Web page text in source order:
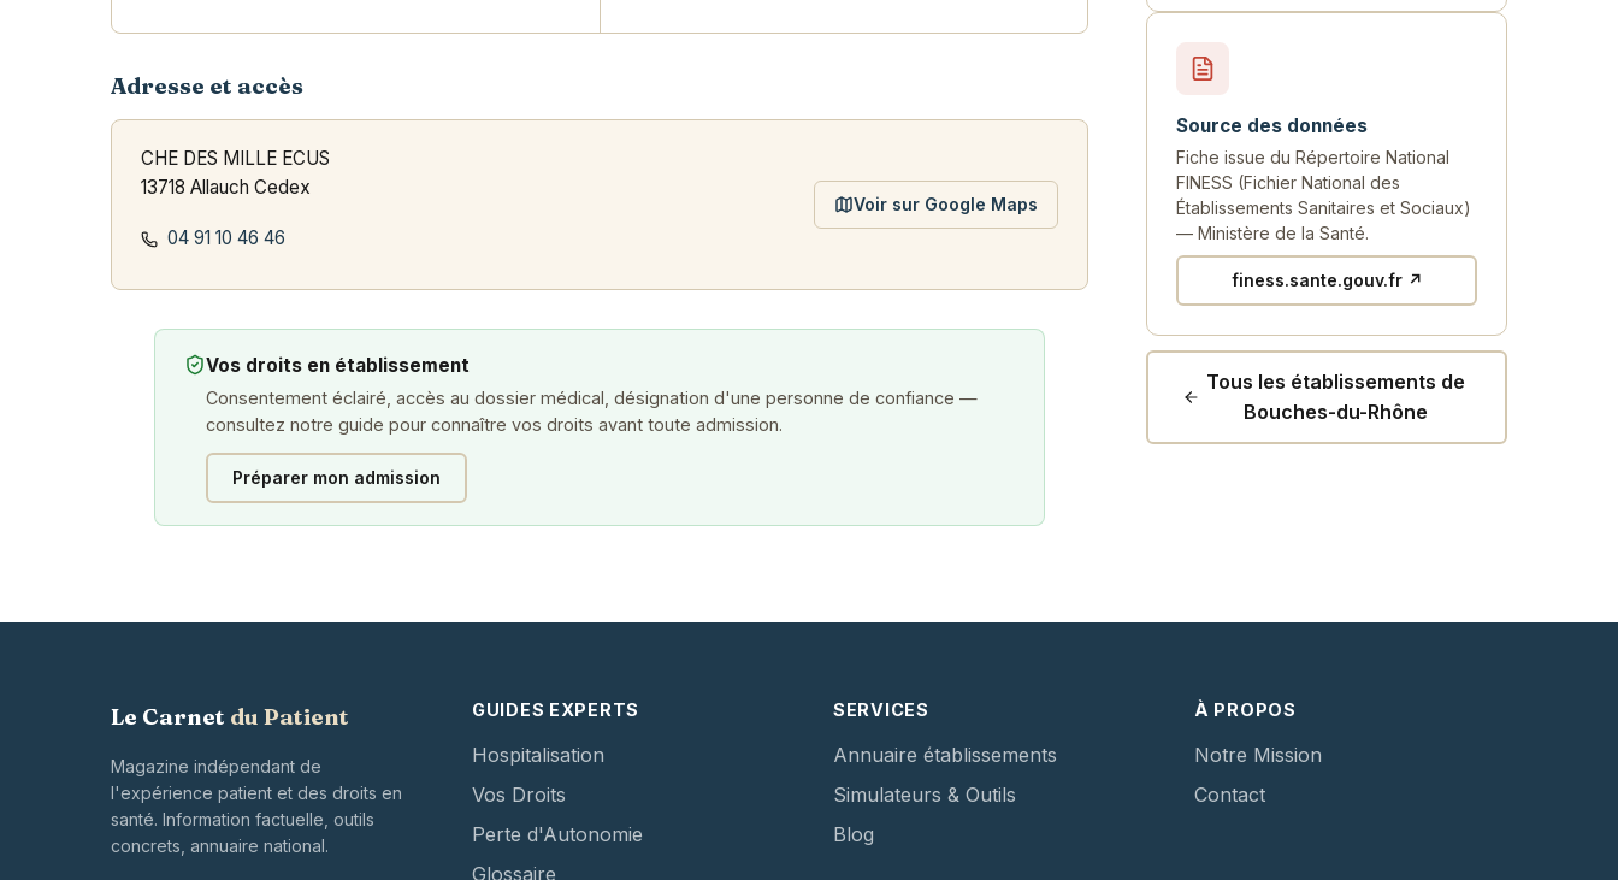
Adresse et accès
CHE DES MILLE ECUS
13718 Allauch Cedex
04 91 10 46 46
Voir sur Google Maps
Vos droits en établissement
Consentement éclairé, accès au dossier médical, désignation d'une personne de confiance —
consultez notre guide pour connaître vos droits avant toute admission.
Préparer mon admission
Source des données
Fiche issue du Répertoire National
FINESS (Fichier National des
Établissements Sanitaires et Sociaux)
— Ministère de la Santé.
finess.sante.gouv.fr ↗
Tous les établissements de
Bouches-du-Rhône
Le Carnet du Patient
Magazine indépendant de
l'expérience patient et des droits en
santé. Information factuelle, outils
concrets, annuaire national.
GUIDES EXPERTS
Hospitalisation
Vos Droits
Perte d'Autonomie
Glossaire
SERVICES
Annuaire établissements
Simulateurs & Outils
Blog
À PROPOS
Notre Mission
Contact